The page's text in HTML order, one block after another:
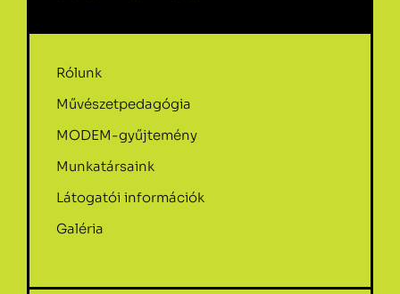
Rólunk
Művészetpedagógia
MODEM-gyűjtemény
Munkatársaink
Látogatói információk
Galéria